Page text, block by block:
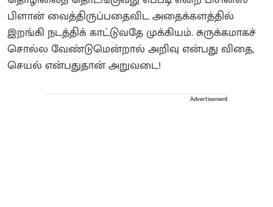
பிளான் வைத்திருப்பதைவிட அதைக்களத்தில்
இறங்கி நடத்திக் காட்டுவதே முக்கியம். சுருக்கமாகச்
சொல்ல வேண்டுமென்றால் அறிவு என்பது விதை,
செயல் என்பதுதான் அறுவடை!
Advertisement